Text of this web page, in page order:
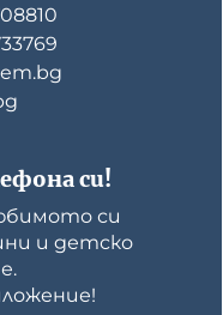
си!
си
и детско